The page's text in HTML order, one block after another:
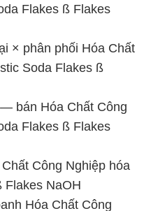
bán Hóa Chất Công
Flakes ß Flakes
Công Nghiệp hóa
Flakes NaOH
Hóa Chất Công
Flakes ß Flakes
Hóa Chất Công
Flakes ß Flakes